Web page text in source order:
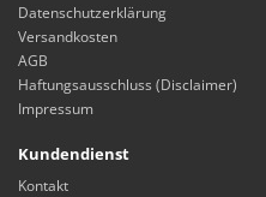
Datenschutzerklärung
Versandkosten
AGB
Haftungsausschluss (Disclaimer)
Impressum
Kundendienst
Kontakt